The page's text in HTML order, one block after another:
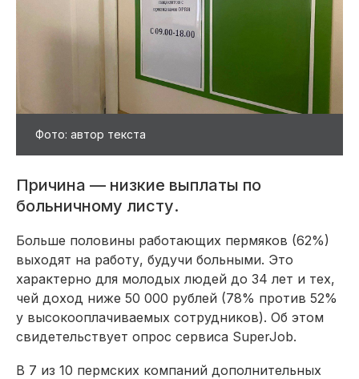
Фото: автор текста
Причина — низкие выплаты по
больничному листу.
Больше половины работающих пермяков (62%)
выходят на работу, будучи больными. Это
характерно для молодых людей до 34 лет и тех,
чей доход ниже 50 000 рублей (78% против 52%
у высокооплачиваемых сотрудников). Об этом
свидетельствует опрос сервиса SuperJob.
В 7 из 10 пермских компаний дополнительных